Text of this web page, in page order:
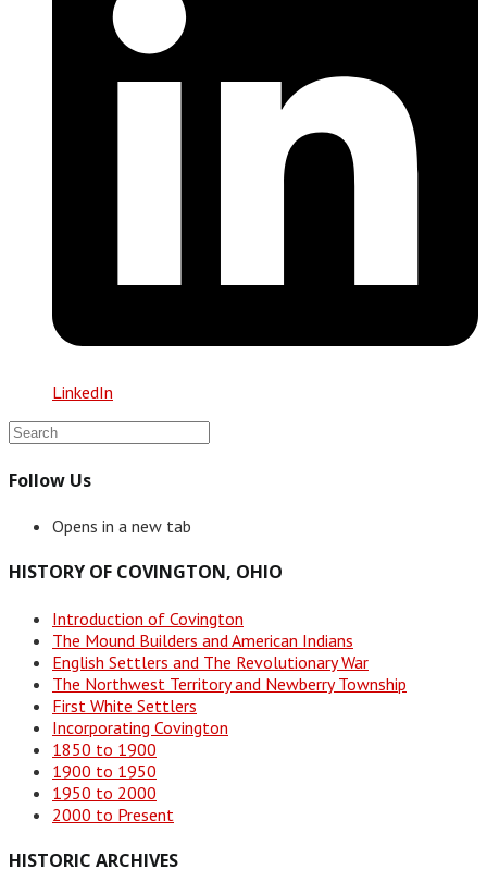
LinkedIn
Follow Us
Opens in a new tab
HISTORY OF COVINGTON, OHIO
Introduction of Covington
The Mound Builders and American Indians
English Settlers and The Revolutionary War
The Northwest Territory and Newberry Township
First White Settlers
Incorporating Covington
1850 to 1900
1900 to 1950
1950 to 2000
2000 to Present
HISTORIC ARCHIVES